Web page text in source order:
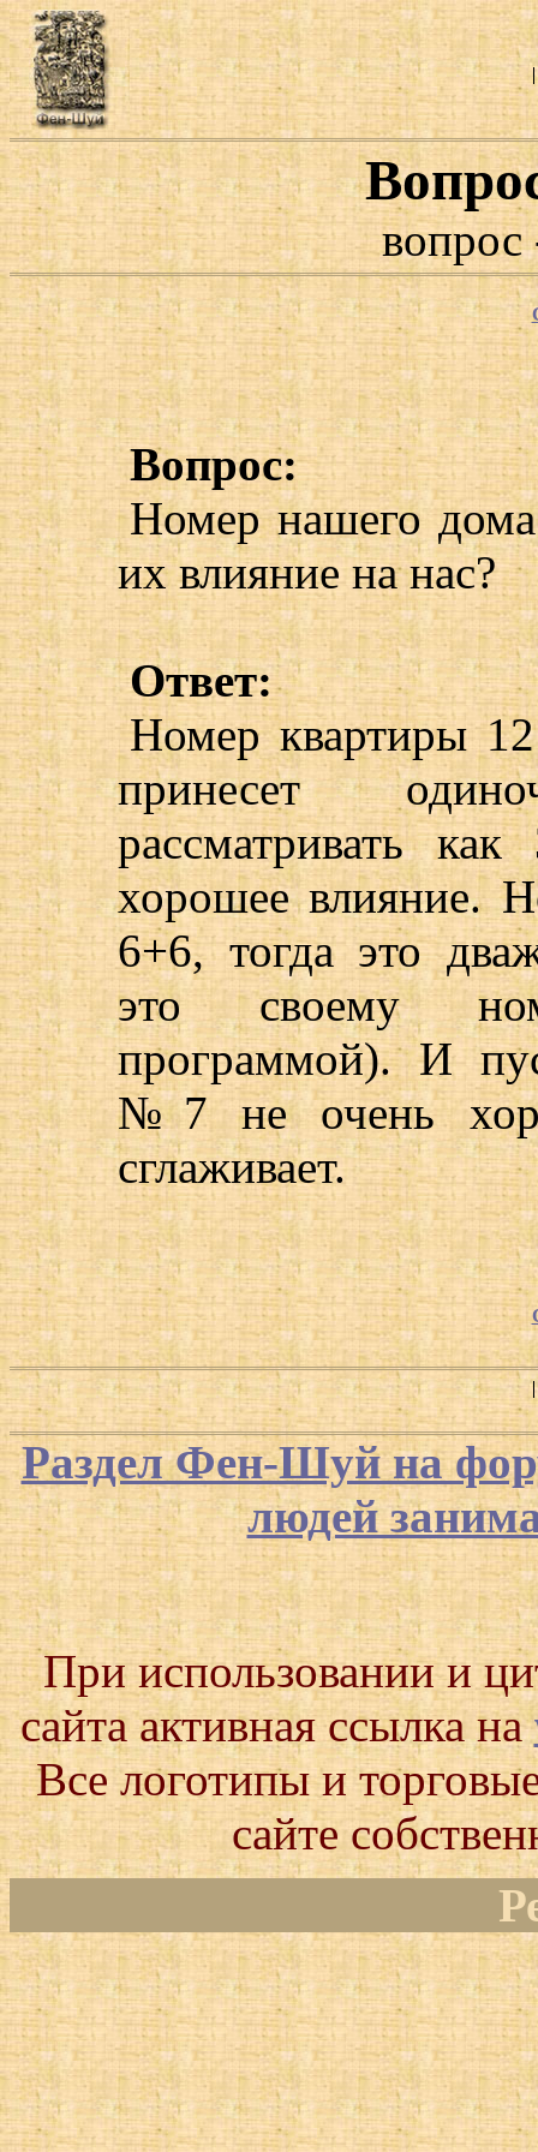
Вопрос:
Номер нашего
их влияние на нас?
Ответ:
Номер квартиры
принесет
рассматривать
хорошее влияние.
6+6, тогда это
это своему
программой). И
№7 не очень
сглаживает.
Раздел Фен-Шуй на
людей
При использовании и
сайта активная ссылка на
Все логотипы и
сайте